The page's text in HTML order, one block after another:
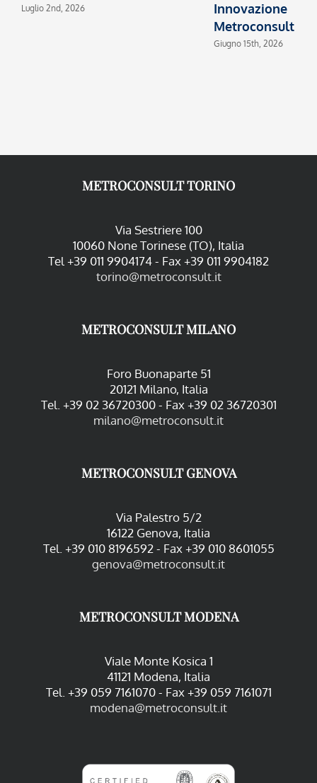
Luglio 2nd, 2026
Innovazione
Metroconsult
Giugno 15th, 2026
METROCONSULT TORINO
Via Sestriere 100
10060 None Torinese (TO), Italia
Tel +39 011 9904174 - Fax +39 011 9904182
torino@metroconsult.it
METROCONSULT MILANO
Foro Buonaparte 51
20121 Milano, Italia
Tel. +39 02 36720300 - Fax +39 02 36720301
milano@metroconsult.it
METROCONSULT GENOVA
Via Palestro 5/2
16122 Genova, Italia
Tel. +39 010 8196592 - Fax +39 010 8601055
genova@metroconsult.it
METROCONSULT MODENA
Viale Monte Kosica 1
41121 Modena, Italia
Tel. +39 059 7161070 - Fax +39 059 7161071
modena@metroconsult.it